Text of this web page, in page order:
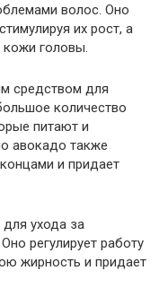
волос. Оно
их рост, а
кожи головы.
средством для
количество
питают и
авокадо также
и придает
ухода за
регулирует работу
жирность и придает